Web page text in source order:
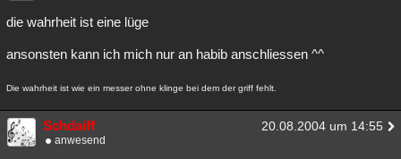
die wahrheit ist eine lüge
ansonsten kann ich mich nur an habib anschliessen ^^
Die wahrheit ist wie ein messer ohne klinge bei dem der griff fehlt.
Schdaiff 20.08.2004 um 14:55
anwesend